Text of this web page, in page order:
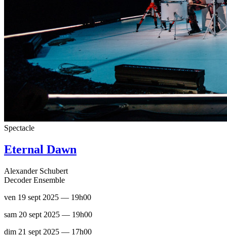
Spectacle
Eternal Dawn
Alexander Schubert
Decoder Ensemble
ven 19 sept 2025 — 19h00
sam 20 sept 2025 — 19h00
dim 21 sept 2025 — 17h00